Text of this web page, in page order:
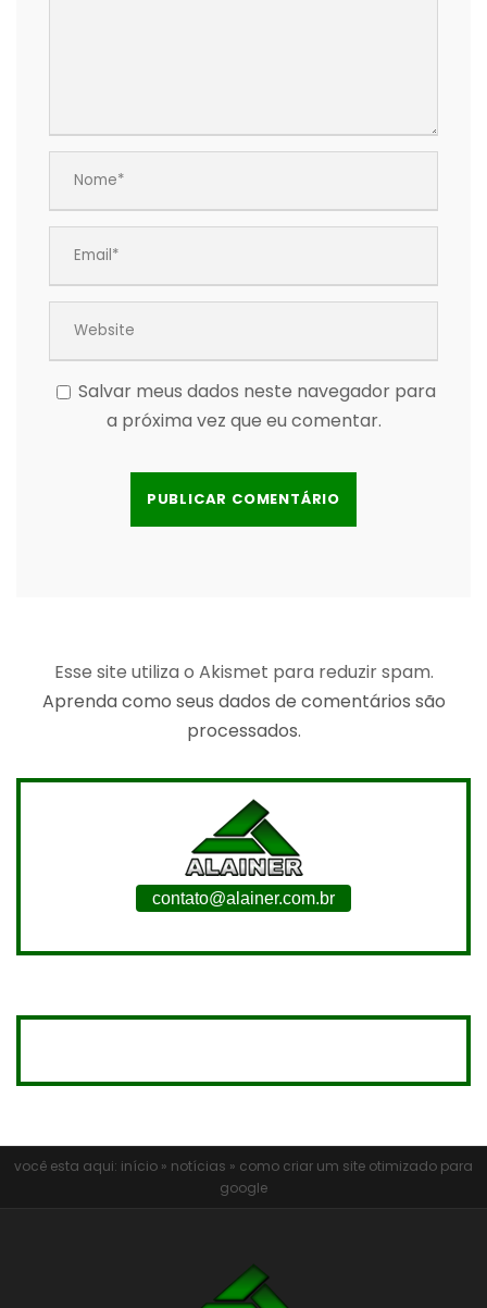
Salvar meus dados neste navegador para
a próxima vez que eu comentar.
Esse site utiliza o Akismet para reduzir spam.
Aprenda como seus dados de comentários são
processados.
contato@alainer.com.br
você esta aqui: início » notícias » como criar um site otimizado para
google